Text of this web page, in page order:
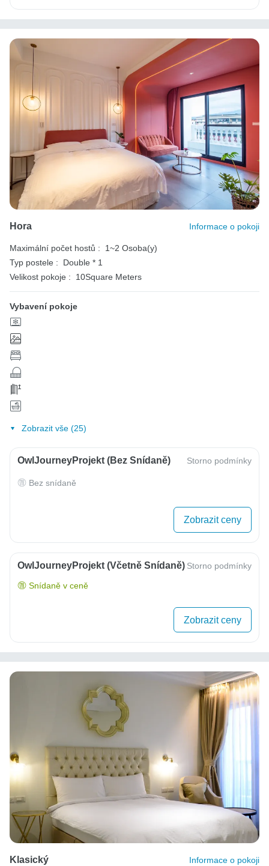
Hora Informace o pokoji
Maximální počet hostů :
1~2 Osoba(y)
Typ postele :
Double * 1
Velikost pokoje :
10Square Meters
Vybavení pokoje
Zobrazit vše (25)
OwlJourneyProjekt (bez Snídaně) Storno podmínky
Bez snídaně
Zobrazit ceny
OwlJourneyProjekt (včetně Snídaně) Storno podmínky
Snídaně v ceně
Zobrazit ceny
Klasický Informace o pokoji